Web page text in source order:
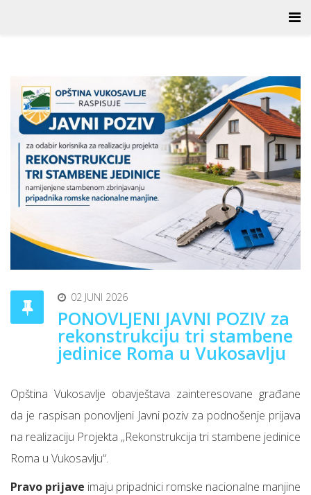
02 JUNI 2026
PONOVLJENI JAVNI POZIV za
rekonstrukciju tri stambene
jedinice Roma u Vukosavlju
Opština Vukosavlje obavještava zainteresovane građane
da je raspisan ponovljeni Javni poziv za podnošenje prijava
na realizaciju Projekta „Rekonstrukcija tri stambene jedinice
Roma u Vukosavlju“.
Pravo prijave imaju pripadnici romske nacionalne manjine